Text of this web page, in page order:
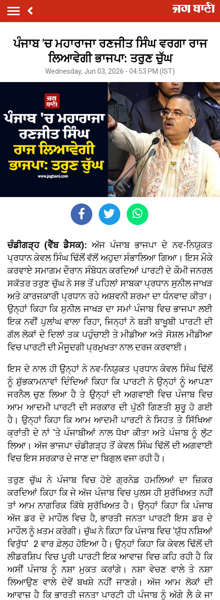
ਪੰਜਾਬ 'ਚ ਮਹਾਰਾਜਾ ਰਣਜੀਤ ਸਿੰਘ ਵਰਗਾ ਰਾਜ
ਲਿਆਵੇਗੀ ਭਾਜਪਾ: ਤਰੁਣ ਚੁੱਘ
Wednesday, Jun 03, 2026 - 04:53 PM (IST)
ਚੰਡੀਗੜ੍ਹ (ਵੈੱਬ ਡੈਸਕ): ਅੱਜ ਪੰਜਾਬ ਭਾਜਪਾ ਦੇ ਨਵ-ਨਿਯੁਕਤ
ਪ੍ਰਧਾਨ ਕੇਵਲ ਸਿੰਘ ਢਿੱਲੋਂ ਵੱਲੋਂ ਅਹੁਦਾ ਸੰਭਾਲਿਆ ਗਿਆ। ਇਸ ਮੌਕੇ
ਕਰਵਾਏ ਸਮਾਗਮ ਦੌਰਾਨ ਸੰਬੋਧਨ ਕਰਦਿਆਂ ਪਾਰਟੀ ਦੇ ਕੌਮੀ ਜਨਰਲ
ਸਕੱਤਰ ਤਰੁਣ ਚੁੱਘ ਨੇ ਸਭ ਤੋਂ ਪਹਿਲਾਂ ਸਾਬਕਾ ਪ੍ਰਧਾਨ ਸੁਨੀਲ ਜਾਖੜ
ਅਤੇ ਕਾਰਜਕਾਰੀ ਪ੍ਰਧਾਨ ਰਹੇ ਅਸ਼ਵਨੀ ਸ਼ਰਮਾ ਦਾ ਧੰਨਵਾਦ ਕੀਤਾ।
ਉਨ੍ਹਾਂ ਕਿਹਾ ਕਿ ਸੁਨੀਲ ਜਾਖੜ ਦਾ ਸਮਾਂ ਪੰਜਾਬ ਵਿਚ ਭਾਜਪਾ ਲਈ
ਇਕ ਨਵੀਂ ਪੁਲਾਂਘ ਵਾਲਾ ਰਿਹਾ, ਜਿਨ੍ਹਾਂ ਨੇ ਬੜੀ ਬਾਖੂਬੀ ਪਾਰਟੀ ਦੀ
ਗੱਲ ਲੋਕਾਂ ਦੇ ਦਿਲਾਂ ਤਕ ਪਹੁੰਚਾਈ ਤੇ ਮੀਡੀਆ ਅਤੇ ਸੋਸ਼ਲ ਮੀਡੀਆ
ਵਿਚ ਪਾਰਟੀ ਦੀ ਮੌਜੂਦਗੀ ਪ੍ਰਮੁਖਤਾ ਨਾਲ ਦਰਜ ਕਰਵਾਈ।
ਇਸ ਦੇ ਨਾਲ ਹੀ ਉਨ੍ਹਾਂ ਨੇ ਨਵ-ਨਿਯੁਕਤ ਪ੍ਰਧਾਨ ਕੇਵਲ ਸਿੰਘ ਢਿੱਲੋਂ
ਨੂੰ ਸ਼ੁੱਭਕਾਮਨਾਵਾਂ ਦਿੰਦਿਆਂ ਕਿਹਾ ਕਿ ਪਾਰਟੀ ਨੇ ਉਨ੍ਹਾਂ ਨੂੰ ਆਪਣਾ
ਜਰਨੈਲ ਚੁਣ ਲਿਆ ਹੈ ਤੇ ਉਨ੍ਹਾਂ ਦੀ ਅਗਵਾਈ ਵਿਚ ਪੰਜਾਬ ਵਿਚ
ਆਮ ਆਦਮੀ ਪਾਰਟੀ ਦੀ ਸਰਕਾਰ ਦੀ ਪੁੱਠੀ ਗਿਣਤੀ ਸ਼ੁਰੂ ਹੋ ਗਈ
ਹੈ। ਉਨ੍ਹਾਂ ਕਿਹਾ ਕਿ ਆਮ ਆਦਮੀ ਪਾਰਟੀ ਨੇ ਸਿਹਤ ਤੇ ਸਿੱਖਿਆ
ਕ੍ਰਾਂਤੀ ਦੇ ਨਾਂ 'ਤੇ ਪੰਜਾਬੀਆਂ ਨਾਲ ਧੋਖਾ ਕੀਤਾ ਅਤੇ ਪੰਜਾਬ ਨੂੰ ਲੁੱਟ
ਲਿਆ। ਅੱਜ ਭਾਜਪਾ ਚੰਡੀਗੜ੍ਹ ਤੋਂ ਕੇਵਲ ਸਿੰਘ ਢਿੱਲੋਂ ਦੀ ਅਗਵਾਈ
ਵਿਚ ਇਸ ਸਰਕਾਰ ਦੇ ਜਾਣ ਦਾ ਬਿਗੁਲ ਵਜਾ ਰਹੀ ਹੈ।
ਤਰੁਣ ਚੁੱਘ ਨੇ ਪੰਜਾਬ ਵਿਚ ਹੋਏ ਗ੍ਰਨੇਡ ਹਮਲਿਆਂ ਦਾ ਜ਼ਿਕਰ
ਕਰਦਿਆਂ ਕਿਹਾ ਕਿ ਜੇ ਅੱਜ ਪੰਜਾਬ ਵਿਚ ਪੁਲਸ ਹੀ ਸੁਰੱਖਿਅਤ ਨਹੀਂ
ਤਾਂ ਆਮ ਨਾਗਰਿਕ ਕਿੱਥੇ ਸੁਰੱਖਿਅਤ ਹੈ। ਉਨ੍ਹਾਂ ਕਿਹਾ ਕਿ ਪੰਜਾਬ
ਅੱਜ ਡਰ ਦੇ ਮਾਹੌਲ ਵਿਚ ਹੈ, ਭਾਰਤੀ ਜਨਤਾ ਪਾਰਟੀ ਇਸ ਡਰ ਦੇ
ਮਾਹੌਲ ਨੂੰ ਖ਼ਤਮ ਕਰੇਗੀ। ਚੁੱਘ ਨੇ ਕਿਹਾ ਕਿ ਪੰਜਾਬ ਵਿਚ 'ਯੁੱਧ ਨਸ਼ਿਆਂ
ਵਿਰੁੱਧ' 2 ਵਾਰ ਫ਼ੇਲ੍ਹ ਹੋਇਆ ਹੈ। ਉਨ੍ਹਾਂ ਕਿਹਾ ਕਿ ਕੇਵਲ ਢਿੱਲੋਂ ਦੀ
ਲੀਡਰਸ਼ਿਪ ਵਿਚ ਪੂਰੀ ਪਾਰਟੀ ਇਕ ਆਵਾਜ਼ ਵਿਚ ਕਹਿ ਰਹੀ ਹੈ ਕਿ
ਅਸੀਂ ਪੰਜਾਬ ਨੂੰ ਨਸ਼ਾ ਮੁਕਤ ਕਰਾਂਗੇ। ਨਸ਼ਾ ਵੇਚਣ ਵਾਲੇ ਤੇ ਨਸ਼ਾ
ਲਿਆਉਣ ਵਾਲੇ ਦੋਵੇਂ ਬਖਸ਼ੇ ਨਹੀਂ ਜਾਣਗੇ। ਅੱਜ ਆਮ ਲੋਕਾਂ ਦੀ
ਆਵਾਜ਼ ਹੈ ਕਿ ਭਾਰਤੀ ਜਨਤਾ ਪਾਰਟੀ ਹੀ ਪੰਜਾਬ ਨੂੰ ਅੱਗੇ ਲੈ ਕੇ ਜਾ